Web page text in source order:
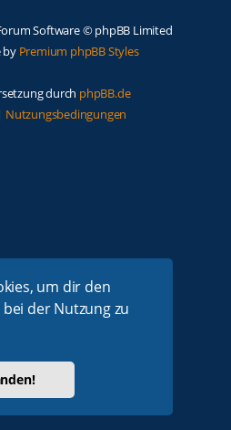
um dir den
der Nutzung zu
Software © phpBB Limited
by Premium phpBB Styles
durch phpBB.de
Nutzungsbedingungen